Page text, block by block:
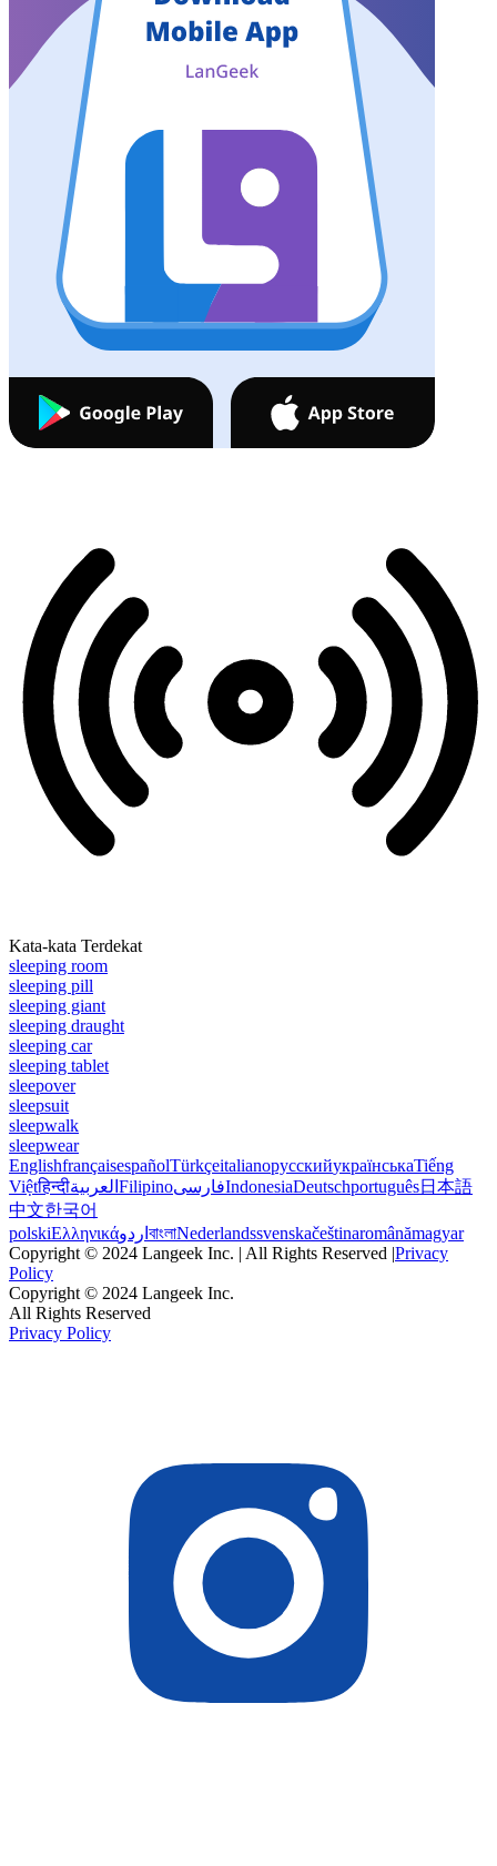
Kata-kata Terdekat
sleeping room
sleeping pill
sleeping giant
sleeping draught
sleeping car
sleeping tablet
sleepover
sleepsuit
sleepwalk
sleepwear
EnglishfrançaisespañolTürkçeitalianoрусскийукраїнськаTiếng
Việtहिन्दीالعربية FilipinoفارسیIndonesiaDeutschportuguês日本語
中文한국어
polskiΕλληνικάاردو বাংলাNederlandssvenskačeštinaromânămagyar
Copyright © 2024 Langeek Inc. | All Rights Reserved |Privacy
Policy
Copyright © 2024 Langeek Inc.
All Rights Reserved
Privacy Policy